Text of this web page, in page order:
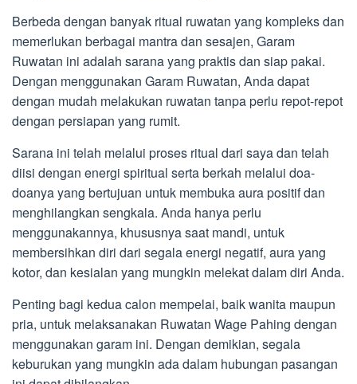
Berbeda dengan banyak ritual ruwatan yang kompleks dan
memerlukan berbagai mantra dan sesajen, Garam
Ruwatan ini adalah sarana yang praktis dan siap pakai.
Dengan menggunakan Garam Ruwatan, Anda dapat
dengan mudah melakukan ruwatan tanpa perlu repot-repot
dengan persiapan yang rumit.
Sarana ini telah melalui proses ritual dari saya dan telah
diisi dengan energi spiritual serta berkah melalui doa-
doanya yang bertujuan untuk membuka aura positif dan
menghilangkan sengkala. Anda hanya perlu
menggunakannya, khususnya saat mandi, untuk
membersihkan diri dari segala energi negatif, aura yang
kotor, dan kesialan yang mungkin melekat dalam diri Anda.
Penting bagi kedua calon mempelai, baik wanita maupun
pria, untuk melaksanakan Ruwatan Wage Pahing dengan
menggunakan garam ini. Dengan demikian, segala
keburukan yang mungkin ada dalam hubungan pasangan